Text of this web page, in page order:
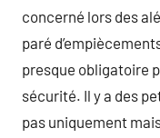
concerné lors des
paré
presque obligatoire
sécurité. Il y a des
pas uniquement